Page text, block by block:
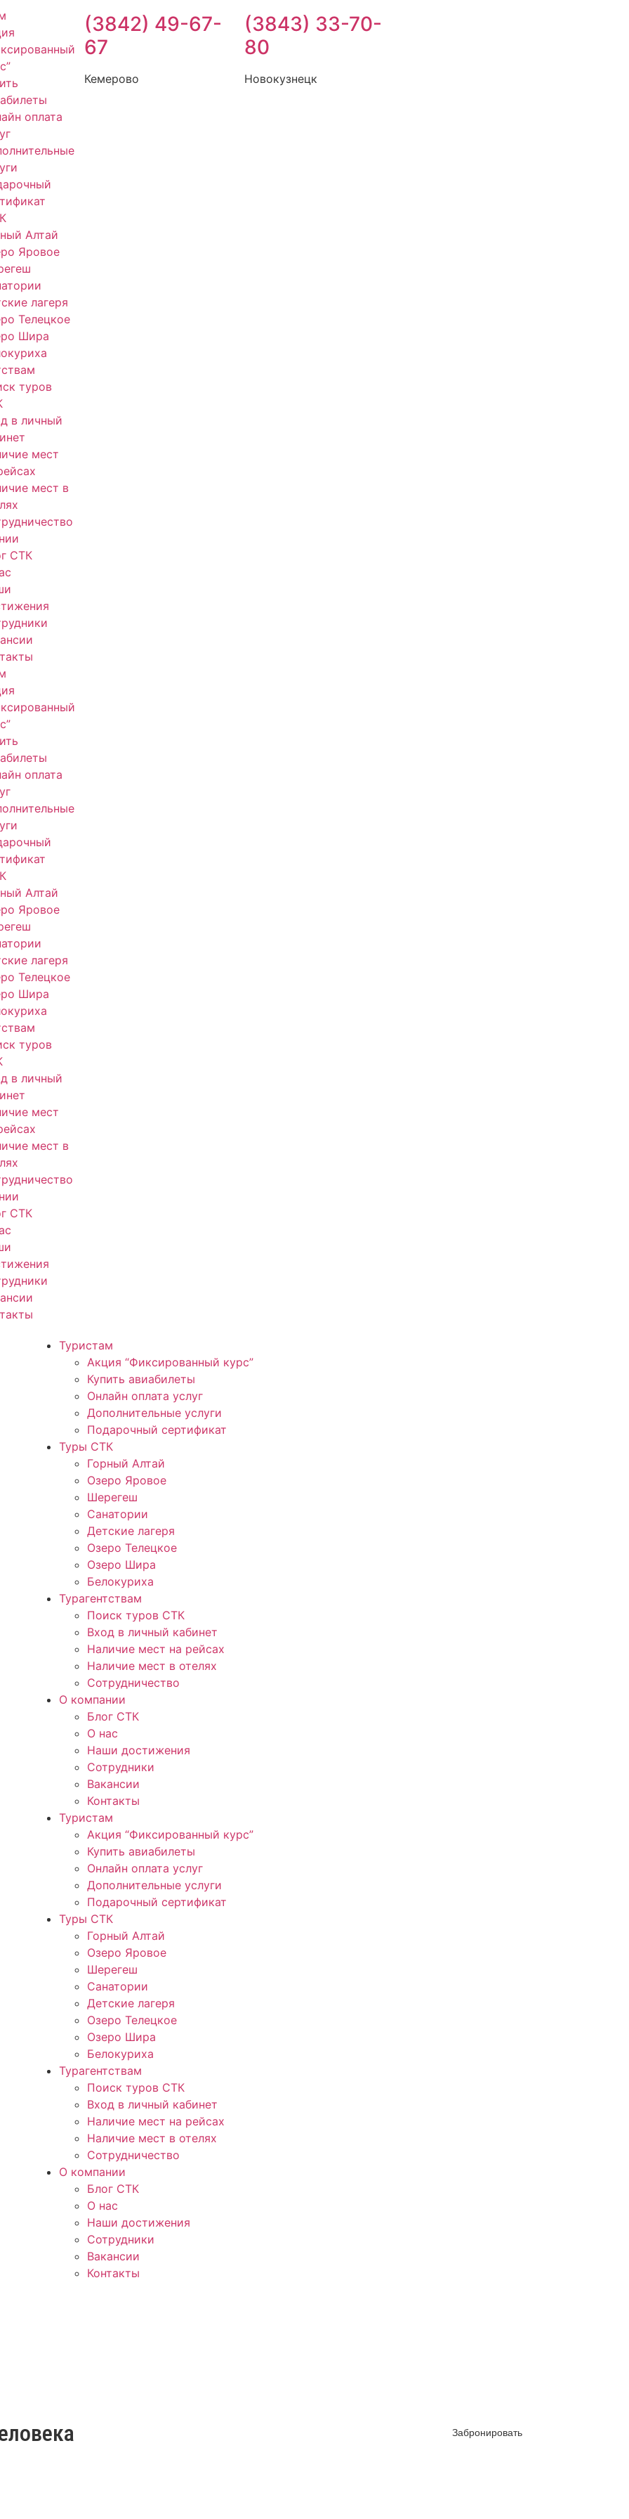
оплата
Алтай
Яровое
лагеря
Телецкое
Шира
туров
в личный
мест
мест в
СТК
оплата
Алтай
Яровое
лагеря
Телецкое
Шира
туров
в личный
мест
мест в
СТК
(3842) 49-67-
67
Кемерово
(3843) 33-70-
80
Новокузнецк
Туристам
Акция “Фиксированный курс”
Купить авиабилеты
Онлайн оплата услуг
Дополнительные услуги
Подарочный сертификат
Туры СТК
Горный Алтай
Озеро Яровое
Шерегеш
Санатории
Детские лагеря
Озеро Телецкое
Озеро Шира
Белокуриха
Турагентствам
Поиск туров СТК
Вход в личный кабинет
Наличие мест на рейсах
Наличие мест в отелях
Сотрудничество
О компании
Блог СТК
О нас
Наши достижения
Сотрудники
Вакансии
Контакты
Туристам
Акция “Фиксированный курс”
Купить авиабилеты
Онлайн оплата услуг
Дополнительные услуги
Подарочный сертификат
Туры СТК
Горный Алтай
Озеро Яровое
Шерегеш
Санатории
Детские лагеря
Озеро Телецкое
Озеро Шира
Белокуриха
Турагентствам
Поиск туров СТК
Вход в личный кабинет
Наличие мест на рейсах
Наличие мест в отелях
Сотрудничество
О компании
Блог СТК
О нас
Наши достижения
Сотрудники
Вакансии
Контакты
Забронировать